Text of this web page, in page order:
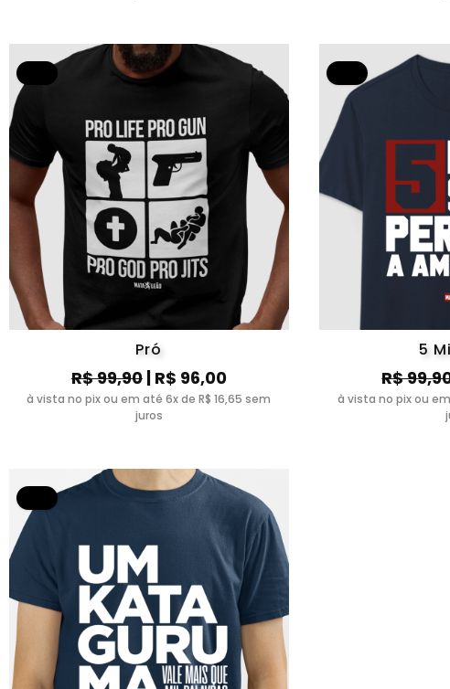
Pró
R$ 99,90| R$ 96,00
à vista no pix ou em até 6x de R$ 16,65 sem
juros
5
R$
à vista no pix ou